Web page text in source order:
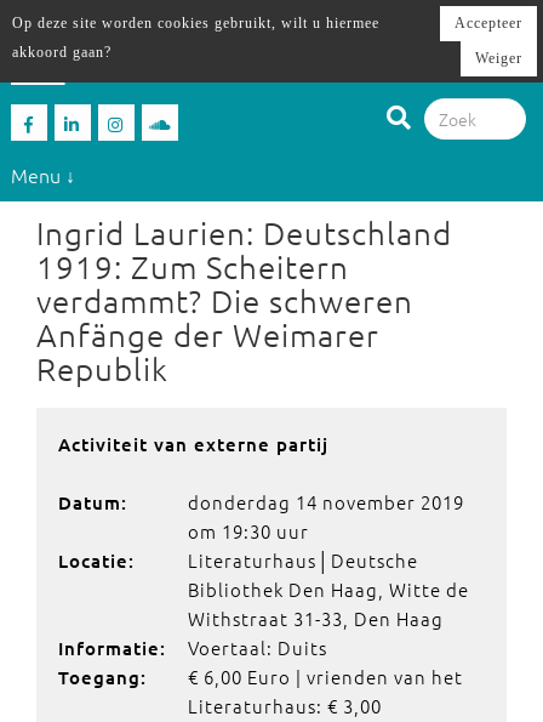
Menu ↓
Ingrid Laurien: Deutschland
1919: Zum Scheitern
verdammt? Die schweren
Anfänge der Weimarer
Republik
Activiteit van externe partij
Datum:
donderdag 14 november 2019
om 19:30 uur
Locatie:
Literaturhaus│Deutsche
Bibliothek Den Haag, Witte de
Withstraat 31-33, Den Haag
Informatie: Voertaal: Duits
Toegang:
€ 6,00 Euro | vrienden van het
Literaturhaus: € 3,00
Op deze site worden cookies gebruikt, wilt u hiermee
akkoord gaan?
Accepteer
Weiger